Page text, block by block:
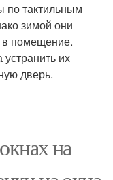
по тактильным
зимой они
в помещение.
их
дверь.
на